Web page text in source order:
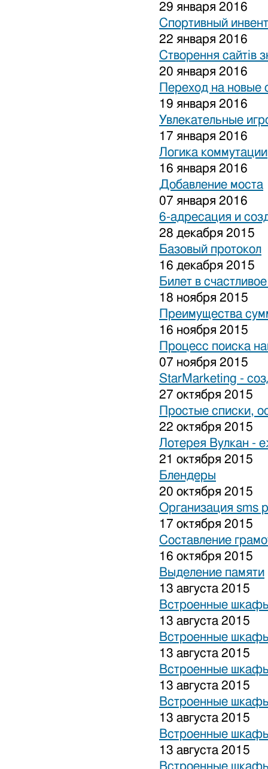
29 января 2016
Спортивный
22 января 2016
Створення сайтів
20 января 2016
Переход на новые
19 января 2016
Увлекательные
17 января 2016
Логика коммутации
16 января 2016
Добавление моста
07 января 2016
6-адресация и
28 декабря 2015
Базовый протокол
16 декабря 2015
Билет в
18 ноября 2015
Преимущества
16 ноября 2015
Процесс поиска
07 ноября 2015
StarMarketing -
27 октября 2015
Простые списки,
22 октября 2015
Лотерея Вулкан -
21 октября 2015
Блендеры
20 октября 2015
Организация sms
17 октября 2015
Составление
16 октября 2015
Выделение памяти
13 августа 2015
Встроенные
13 августа 2015
Встроенные
13 августа 2015
Встроенные
13 августа 2015
Встроенные
13 августа 2015
Встроенные
13 августа 2015
Встроенные